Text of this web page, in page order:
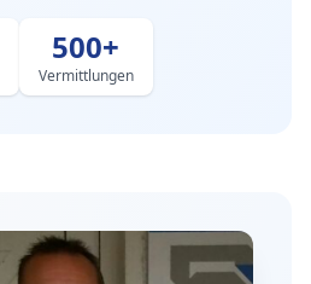
500+
Vermittlungen